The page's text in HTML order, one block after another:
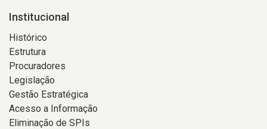
Institucional
Histórico
Estrutura
Procuradores
Legislação
Gestão Estratégica
Acesso a Informação
Eliminação de SPIs